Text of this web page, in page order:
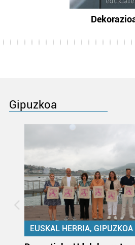
Gipuzkoa
EUSKAL HERRIA, GIPUZKOA